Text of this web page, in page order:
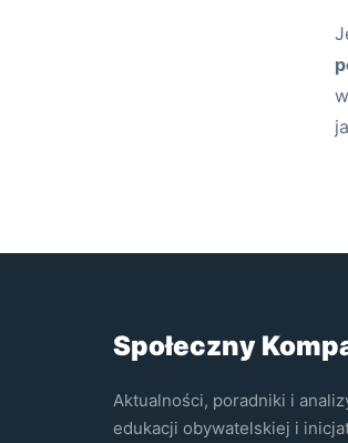
Społeczny
Aktualności, poradniki i
edukacji obywatelskiej i